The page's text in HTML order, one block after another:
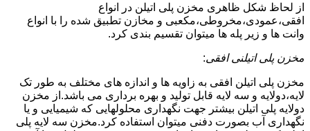
از لحاظ شکل ظاهری مخزن پلی اتیلن در انواع
افقی،عمودی،مخروطی،مکعبی و مخازن تطبیق شده را با انواع
وانت ها و زیر پله ها میتوان تقسیم بندی کرد.
مخزن پلی اتیلنی افقی:
مخزن پلی اتیلن افقی به زاویه ها و اندازه های مختلف به طور تک
لایه،دولایه و سه لایه قابل تولید و بهره برداری می باشد.از مخزن
دولایه پلی اتیلن بیشتر جهت نگهداری محلولهایی که شیمیایی و یا
نگهداری آب بصورت دفنی میتوان استفاده کرد.مخزن سه لایه پلی